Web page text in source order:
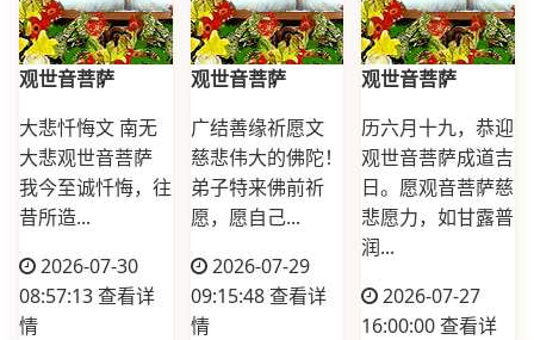
观世音菩萨
大悲忏悔文 南无
大悲观世音菩萨
我今至诚忏悔，往
昔所造...
2026-07-30
08:57:13查看详
情
观世音菩萨
广结善缘祈愿文
慈悲伟大的佛陀！
弟子特来佛前祈
愿，愿自己...
2026-07-29
09:15:48查看详
情
观世音菩萨
历六月十九，恭迎
观世音菩萨成道吉
日。愿观音菩萨慈
悲愿力，如甘露普
润...
2026-07-27
16:00:00查看详